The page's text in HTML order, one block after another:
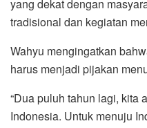
yang dekat dengan
tradisional dan kegiatan
Wahyu mengingatkan
harus menjadi pijakan
“Dua puluh tahun lagi, kita
Indonesia. Untuk menuju